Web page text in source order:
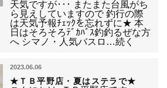
天気ですが･･･ またまた台風がち
ら見えしていますので 釣行の際
は天気予報ﾁｪｯｸを忘れずに★ 本
日はそろそろﾃﾞｶﾊﾞｽ釣釣るぜな方
へ シマノ・人気バスロ…続く
2023.06.06
★ＴＢ平野店・夏はステラで★